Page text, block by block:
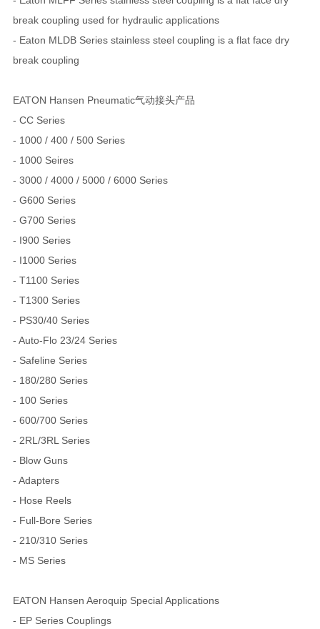
break coupling used for hydraulic applications
- Eaton MLDB Series stainless steel coupling is a flat face dry
break coupling
EATON Hansen Pneumatic气动接头产品
- CC Series
- 1000 / 400 / 500 Series
- 1000 Seires
- 3000 / 4000 / 5000 / 6000 Series
- G600 Series
- G700 Series
- I900 Series
- I1000 Series
- T1100 Series
- T1300 Series
- PS30/40 Series
- Auto-Flo 23/24 Series
- Safeline Series
- 180/280 Series
- 100 Series
- 600/700 Series
- 2RL/3RL Series
- Blow Guns
- Adapters
- Hose Reels
- Full-Bore Series
- 210/310 Series
- MS Series
EATON Hansen Aeroquip Special Applications
- EP Series Couplings